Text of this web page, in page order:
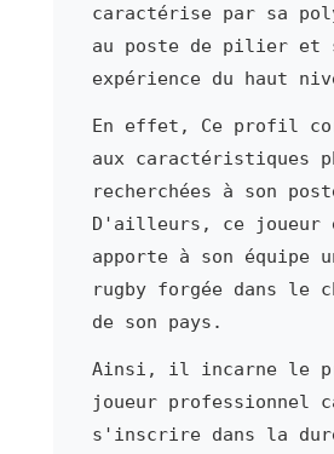
caractérise par sa
au poste de pilier et
expérience du haut
En effet, Ce profil
aux caractéristiques
recherchées à son
D'ailleurs, ce joueur
apporte à son équipe
rugby forgée dans le
de son pays.
Ainsi, il incarne le
joueur professionnel
s'inscrire dans la